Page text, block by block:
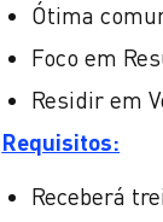
Ótima
Foco em
Residir em
Requisitos:
Receberá